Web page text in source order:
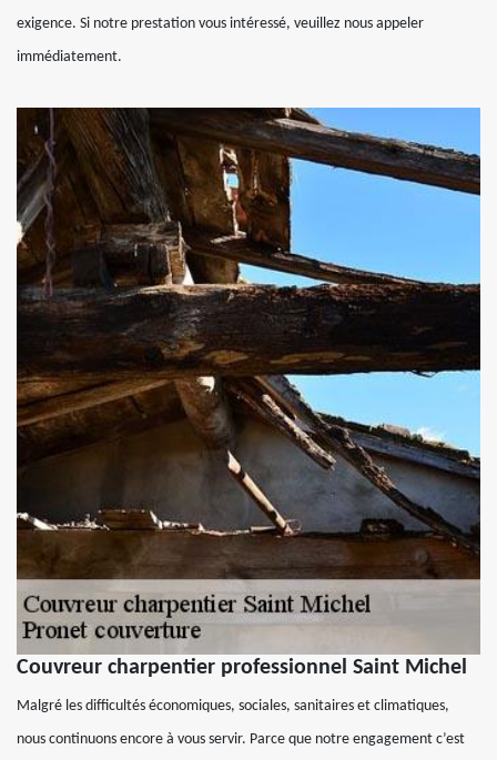
exigence. Si notre prestation vous intéressé, veuillez nous appeler
immédiatement.
Couvreur charpentier professionnel Saint Michel
Malgré les difficultés économiques, sociales, sanitaires et climatiques,
nous continuons encore à vous servir. Parce que notre engagement c’est